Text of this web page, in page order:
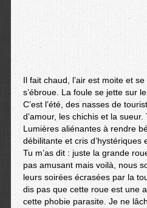
Il fait chaud, l’air est moite et
s’ébroue. La foule se jette sur
C’est l’été, des nasses de
d’amour, les chichis et la
Lumières aliénantes à rendre
débilitante et cris d’hystériques
Tu m’as dit : juste la grande
pas amusant mais voilà, nous
leurs soirées écrasées par la
dis pas que cette roue est une
cette phobie parasite. Je ne